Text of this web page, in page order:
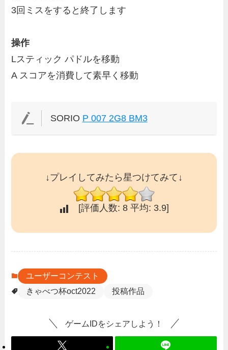
3回ミスをすると終了します
操作
Lスティック パドルを移動
A スコアを消費して素早く移動
SORIO P 007 2G8 BM3
↓プレイしてみたら星つけてみて↓
[評価人数: 8 平均: 3.9]
ユーザーコンテスト
きゃべつ杯oct2022
投稿作品
ゲームIDをシェアしよう！